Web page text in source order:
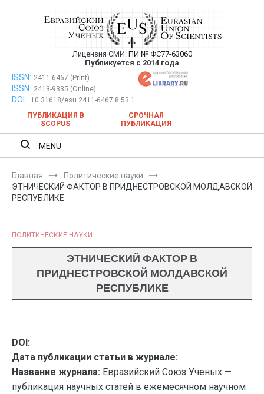
Евразийский Союз Ученых —
публикация научных статей в
ежемесячном научном журнале
Лицензия СМИ: ПИ № ФС77-63060
Публикуется с 2014 года
Евразийский Союз Ученых — публикация научных статей в
ежемесячном научном журнале
ISSN: 2411-6467 (Print)
ISSN: 2413-9335 (Online)
DOI:
10.31618/esu.2411-6467.8.53.1
ПУБЛИКАЦИЯ В
SCOPUS
СРОЧНАЯ
ПУБЛИКАЦИЯ
MENU
Главная
Политические науки
ЭТНИЧЕСКИЙ ФАКТОР В ПРИДНЕСТРОВСКОЙ МОЛДАВСКОЙ
РЕСПУБЛИКЕ
ПОЛИТИЧЕСКИЕ НАУКИ
ЭТНИЧЕСКИЙ ФАКТОР В
ПРИДНЕСТРОВСКОЙ МОЛДАВСКОЙ
РЕСПУБЛИКЕ
DOI:
Дата публикации статьи в журнале:
Название журнала: Евразийский Союз Ученых —
публикация научных статей в ежемесячном научном